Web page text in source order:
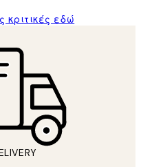
κριτικές εδώ